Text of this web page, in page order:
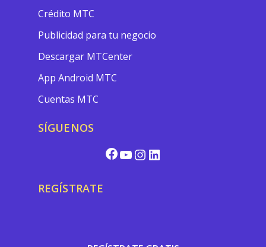
Crédito MTC
Publicidad para tu negocio
Descargar MTCenter
App Android MTC
Cuentas MTC
SÍGUENOS
Facebook
YouTube
Instagram
REGÍSTRATE